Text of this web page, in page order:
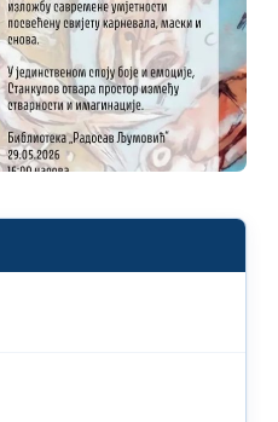
snovi“ Anatolija